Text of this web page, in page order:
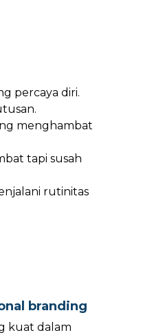
percaya diri.
menghambat
tapi susah
rutinitas
branding
kuat dalam